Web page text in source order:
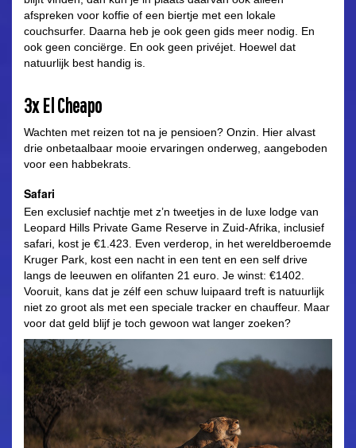
afspreken voor koffie of een biertje met een lokale
couchsurfer. Daarna heb je ook geen gids meer nodig. En
ook geen conciërge. En ook geen privéjet. Hoewel dat
natuurlijk best handig is.
3x El Cheapo
Wachten met reizen tot na je pensioen? Onzin. Hier alvast
drie onbetaalbaar mooie ervaringen onderweg, aangeboden
voor een habbekrats.
Safari
Een exclusief nachtje met z’n tweetjes in de luxe lodge van
Leopard Hills Private Game Reserve in Zuid-Afrika, inclusief
safari, kost je €1.423. Even verderop, in het wereldberoemde
Kruger Park, kost een nacht in een tent en een self drive
langs de leeuwen en olifanten 21 euro. Je winst: €1402.
Vooruit, kans dat je zélf een schuw luipaard treft is natuurlijk
niet zo groot als met een speciale tracker en chauffeur. Maar
voor dat geld blijf je toch gewoon wat langer zoeken?